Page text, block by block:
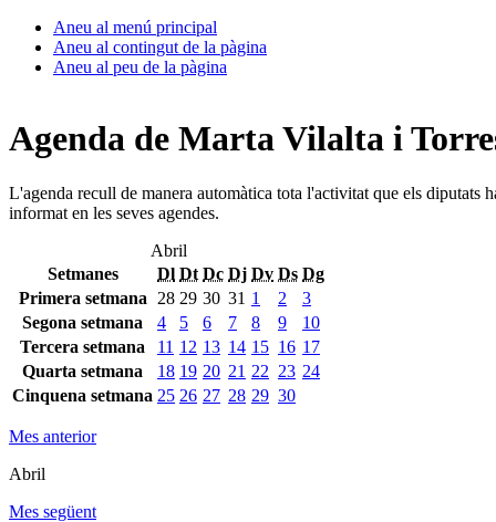
Aneu al menú principal
Aneu al contingut de la pàgina
Aneu al peu de la pàgina
Agenda de Marta Vilalta i
L'agenda recull de manera automàtica tota l'activitat que els diputats
informat en les seves agendes.
Abril
Setmanes
Dl Dt Dc Dj Dv Ds Dg
Primera setmana
28 29 30 31 1 2
3
Segona setmana
4 5 6 7 8 9
10
Tercera setmana
11 12 13 14 15 16 17
Quarta setmana
18 19 20 21 22 23 24
Cinquena setmana 25 26 27 28 29 30
Mes anterior
Abril
Mes següent